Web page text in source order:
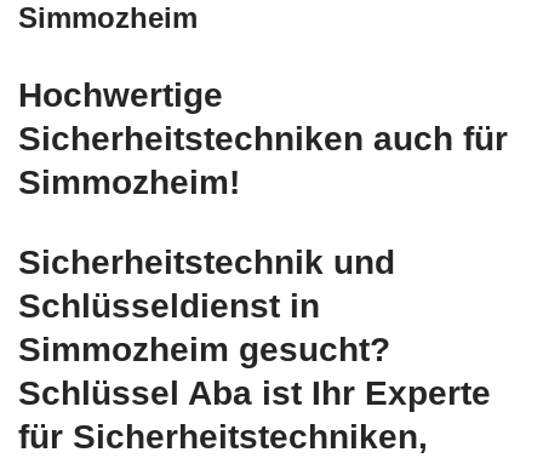
Simmozheim
Hochwertige
Sicherheitstechniken auch für
Simmozheim!
Sicherheitstechnik und
Schlüsseldienst in
Simmozheim gesucht?
Schlüssel Aba ist Ihr Experte
für Sicherheitstechniken,